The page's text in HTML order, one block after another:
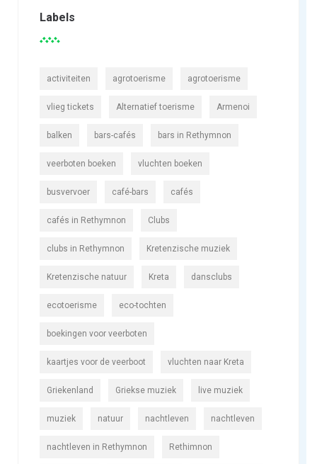
Labels
activiteiten agrotoerisme agrotoerisme
vlieg tickets Alternatief toerisme Armenoi
balken bars-cafés bars in Rethymnon
veerboten boeken vluchten boeken
busvervoer café-bars cafés
cafés in Rethymnon Clubs
clubs in Rethymnon Kretenzische muziek
Kretenzische natuur Kreta dansclubs
ecotoerisme eco-tochten
boekingen voor veerboten
kaartjes voor de veerboot vluchten naar Kreta
Griekenland Griekse muziek live muziek
muziek natuur nachtleven nachtleven
nachtleven in Rethymnon Rethimnon